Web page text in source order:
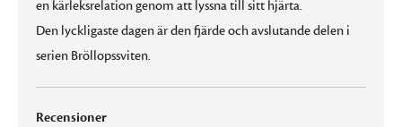
en kärleksrelation genom att lyssna till sitt hjärta.
Den lyckligaste dagen är den fjärde och avslutande delen i
serien Bröllopssviten.
Recensioner